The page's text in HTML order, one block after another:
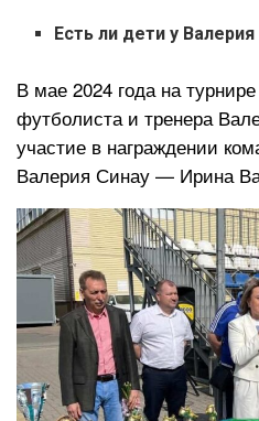
Есть ли дети у
В мае 2024 года на
футболиста и тренера
участие в награждении
Валерия Синау — Ирина